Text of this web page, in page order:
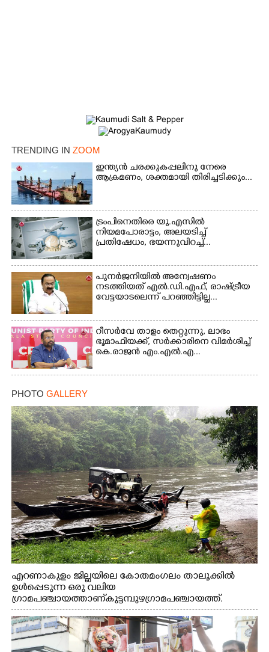
TRENDING IN ZOOM
ഇന്ത്യൻ ചരക്കുകപ്പലിനു നേരെ
ആക്രമണം, ശക്തമായി തിരിച്ചടിക്കും...
ട്രംപിനെതിരെ യു.എസിൽ
നിയമപോരാട്ടം, അലയടിച്ച്
പ്രതിഷേധം, ഭയന്നുവിറച്ച്...
പുനർജനിയിൽ അന്വേഷണം
നടത്തിയത് എൽ.ഡി.എഫ്, രാഷ്ട്രീയ
വേട്ടയാടലെന്ന് പറഞ്ഞിട്ടില്ല...
റീസർവേ താളം തെറ്റുന്നു, ലാഭം
ഭൂമാഫിയക്ക്, സർക്കാരിനെ വിമർശിച്ച്
കെ.രാജൻ എം.എൽ.എ...
PHOTO GALLERY
എറണാകുളം ജില്ലയിലെ കോതമംഗലം താലൂക്കിൽ
ഉൾപ്പെടുന്ന ഒരു വലിയ
ഗ്രാമപഞ്ചായത്താണ് കുട്ടമ്പുഴ ഗ്രാമ പഞ്ചായത്ത്.
ആദിവാസി ഊരുകളായ വെള്ളാരംകുത്ത്, കത്തിപ്പാറ,
ഉറിയംപെട്ടി, തേക്കല്ല്, വെട്ടിക്കല്ല്, മഞ്ചപ്പാറ എന്നീ ആറു
സ്ഥലങ്ങളിലേക്കുള്ള പ്രധാന സഞ്ചാര മാർഗമാണ് ഈ
കാണുന്ന കടത്ത് വള്ളം
×
Share this link